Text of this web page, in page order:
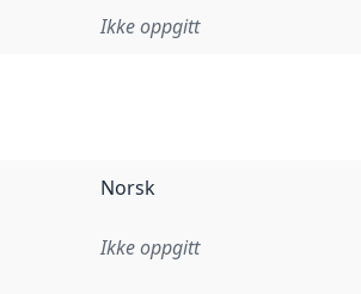
Ikke oppgitt
Norsk
Ikke oppgitt